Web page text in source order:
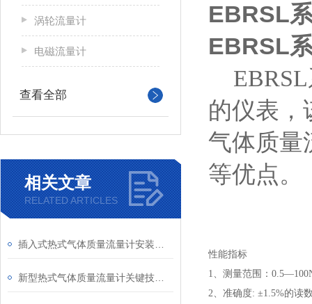
涡轮流量计
电磁流量计
查看全部
相关文章
RELATED ARTICLES
EBRSL
EBRSL
EBRSL
的仪表，
气体质量
等优点。
性能指标
1、测量范围：
2、准确度: ±1.5%的读